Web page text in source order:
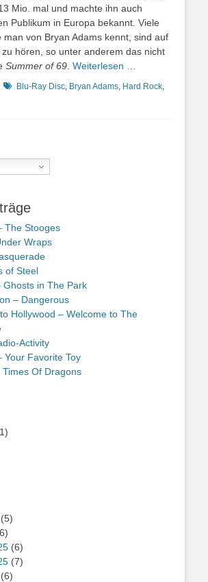
Mio. mal und machte ihn auch
Publikum in Europa bekannt. Viele
man von Bryan Adams kennt, sind auf
hören, so unter anderem das nicht
Summer of 69 Weiterlesen …
Schlagworte
Blu-Ray Disc Bryan Adams Hard Rock
The Stooges
Wraps
of Steel
Ghosts in The Park
– Dangerous
Hollywood – Welcome to The
Activity
Your Favorite Toy
Times Of Dragons
(5)
(6)
(7)
(6)